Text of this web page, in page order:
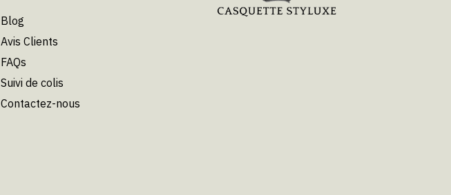
Blog
Avis Clients
FAQs
Suivi de colis
Contactez-nous